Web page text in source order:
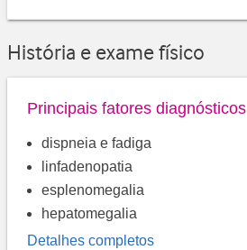
História e exame físico
Principais fatores diagnósticos
dispneia e fadiga
linfadenopatia
esplenomegalia
hepatomegalia
Detalhes completos